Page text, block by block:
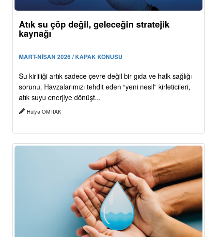
Atık su çöp değil, geleceğin stratejik
kaynağı
MART-NİSAN 2026 / KAPAK KONUSU
Su kirliliği artık sadece çevre değil bir gıda ve halk sağlığı
sorunu. Havzalarımızı tehdit eden “yeni nesil” kirleticileri,
atık suyu enerjiye dönüşt...
Hülya OMRAK